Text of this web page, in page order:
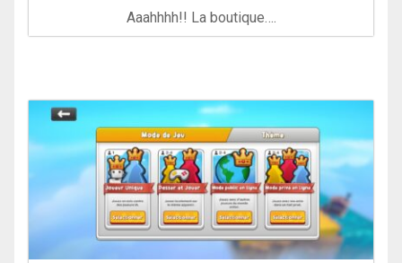
Aaahhhh!! La boutique….